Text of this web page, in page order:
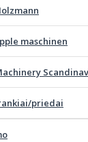
maschinen
priedai